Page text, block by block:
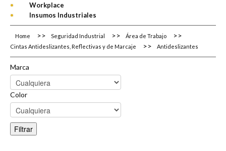
Workplace
Insumos Industriales
Home Seguridad Industrial
Área de Trabajo
Cintas Antideslizantes, Reflectivas y de Marcaje
Antideslizantes
Marca
Color